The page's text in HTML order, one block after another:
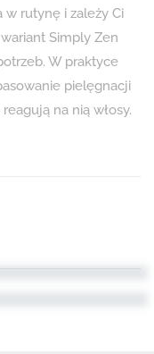
w rutynę i zależy Ci
Simply Zen
W praktyce
pielęgnacji
na nią włosy.